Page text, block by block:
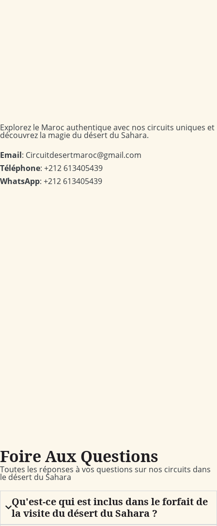
Explorez le Maroc authentique avec nos circuits uniques et
découvrez la magie du désert du Sahara.
Email: Circuitdesertmaroc@gmail.com
Téléphone: +212 613405439
WhatsApp: +212 613405439
Foire Aux Questions
Toutes les réponses à vos questions sur nos circuits dans
le désert du Sahara
Qu'est-ce qui est inclus dans le forfait de
la visite du désert du Sahara ?